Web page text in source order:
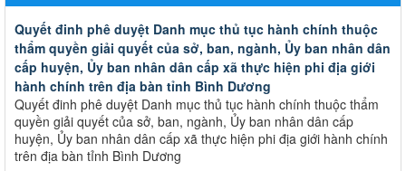
Quyết đinh phê duyệt Danh mục thủ tục hành chính thuộc
thẩm quyền giải quyết của sở, ban, ngành, Ủy ban nhân dân
cấp huyện, Ủy ban nhân dân cấp xã thực hiện phi địa giới
hành chính trên địa bàn tỉnh Bình Dương
Quyết đinh phê duyệt Danh mục thủ tục hành chính thuộc thẩm
quyền giải quyết của sở, ban, ngành, Ủy ban nhân dân cấp
huyện, Ủy ban nhân dân cấp xã thực hiện phi địa giới hành chính
trên địa bàn tỉnh Bình Dương